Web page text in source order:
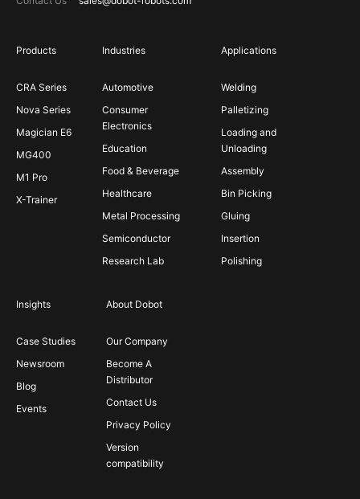
Products
CRA Series
Nova Series
Magician E6
MG400
M1 Pro
X-Trainer
Industries
Automotive
Consumer
Electronics
Education
Food & Beverage
Healthcare
Metal Processing
Semiconductor
Research Lab
Applications
Welding
Palletizing
Loading and
Unloading
Assembly
Bin Picking
Gluing
Insertion
Polishing
Insights
Case Studies
Newsroom
Blog
Events
About Dobot
Our Company
Become A
Distributor
Contact Us
Privacy Policy
Version
compatibility